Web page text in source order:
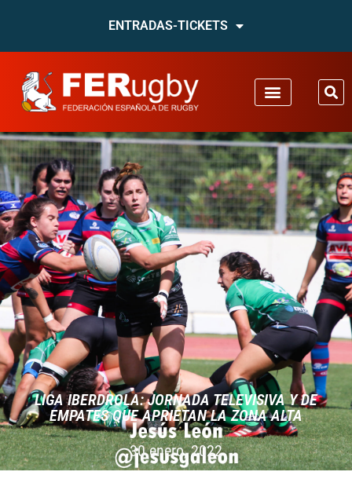
ENTRADAS-TICKETS
LIGA IBERDROLA: JORNADA TELEVISIVA Y DE
EMPATES QUE APRIETAN LA ZONA ALTA
30 enero, 2022